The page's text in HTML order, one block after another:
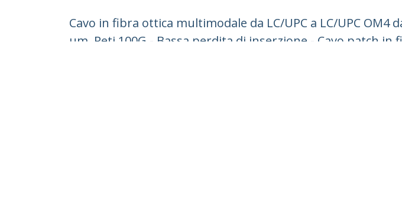
Cavo in fibra ottica multimodale da LC/UPC a LC/UPC OM4
µm, Reti 100G - Bassa perdita di inserzione - Cavo patch in